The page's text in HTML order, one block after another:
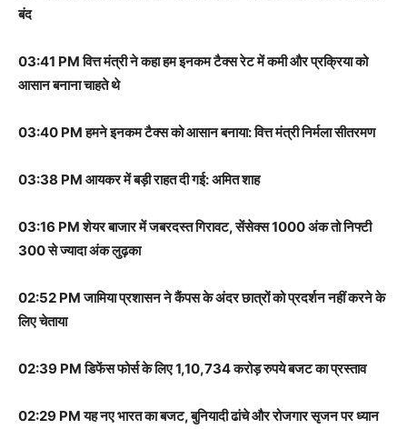
बंद
03:41 PM वित्त मंत्री ने कहा हम इनकम टैक्स रेट में कमी और प्रक्रिया को
आसान बनाना चाहते थे
03:40 PM हमने इनकम टैक्स को आसान बनाया: वित्त मंत्री निर्मला सीतरमण
03:38 PM आयकर में बड़ी राहत दी गई: अमित शाह
03:16 PM शेयर बाजार में जबरदस्त गिरावट, सेंसेक्स 1000 अंक तो निफ्टी
300 से ज्यादा अंक लुढ़का
02:52 PM जामिया प्रशासन ने कैंपस के अंदर छात्रों को प्रदर्शन नहीं करने के
लिए चेताया
02:39 PM डिफेंस फोर्स के लिए 1,10,734 करोड़ रुपये बजट का प्रस्ताव
02:29 PM यह नए भारत का बजट, बुनियादी ढांचे और रोजगार सृजन पर ध्यान